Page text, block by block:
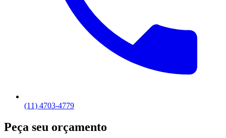
(11) 4703-4779
Peça seu orçamento